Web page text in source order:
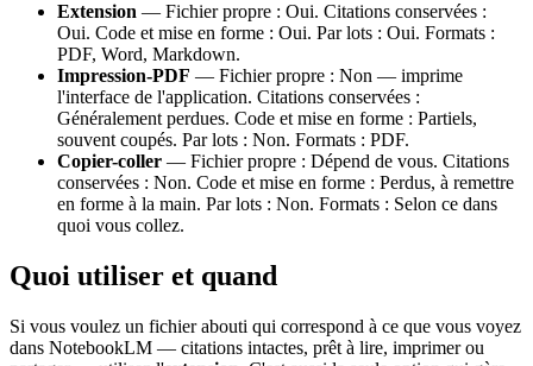
Extension — Fichier propre : Oui. Citations conservées :
Oui. Code et mise en forme : Oui. Par lots : Oui. Formats :
PDF, Word, Markdown.
Impression-PDF — Fichier propre : Non — imprime
l'interface de l'application. Citations conservées :
Généralement perdues. Code et mise en forme : Partiels,
souvent coupés. Par lots : Non. Formats : PDF.
Copier-coller — Fichier propre : Dépend de vous. Citations
conservées : Non. Code et mise en forme : Perdus, à remettre
en forme à la main. Par lots : Non. Formats : Selon ce dans
quoi vous collez.
Quoi utiliser et quand
Si vous voulez un fichier abouti qui correspond à ce que vous voyez
dans NotebookLM — citations intactes, prêt à lire, imprimer ou